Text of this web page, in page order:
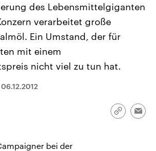
am 6.
neuen
wird das
Koalition aus
regiert.-
Berichte
den Parteien
anstehenden
Hintergründe
Wirtschaftlich und
gehören die Vereinigten
den mächtigsten Ländern
mit großem Einfluss auf
Programm
des Lebensmittelgiganten
verarbeitet große
Ein Umstand, der für
mit einem
nicht viel zu tun hat.
06.12.2012
Link
bei der